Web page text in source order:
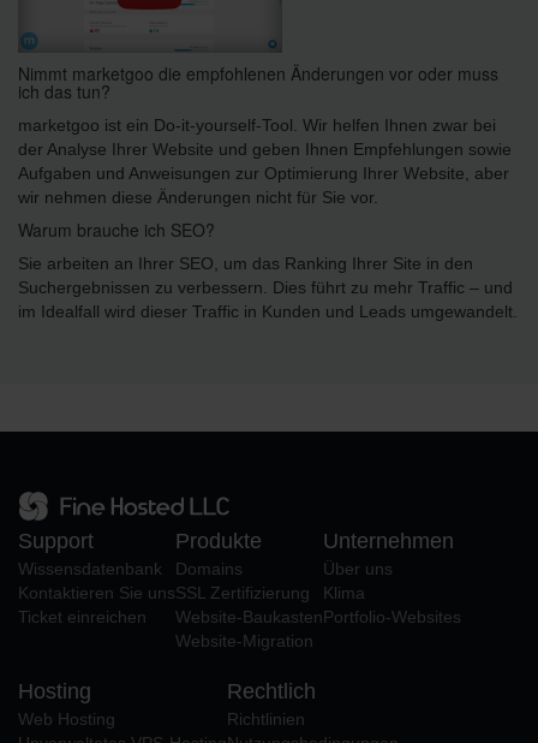
Nimmt marketgoo die empfohlenen Änderungen vor oder muss
ich das tun?
marketgoo ist ein Do-it-yourself-Tool. Wir helfen Ihnen zwar bei
der Analyse Ihrer Website und geben Ihnen Empfehlungen sowie
Aufgaben und Anweisungen zur Optimierung Ihrer Website, aber
wir nehmen diese Änderungen nicht für Sie vor.
Warum brauche ich SEO?
Sie arbeiten an Ihrer SEO, um das Ranking Ihrer Site in den
Suchergebnissen zu verbessern. Dies führt zu mehr Traffic – und
im Idealfall wird dieser Traffic in Kunden und Leads umgewandelt.
Support
Wissensdatenbank
Kontaktieren Sie uns
Ticket einreichen
Produkte
Domains
SSL Zertifizierung
Website-Baukasten
Website-Migration
Unternehmen
Über uns
Klima
Portfolio-Websites
Hosting
Web Hosting
Rechtlich
Richtlinien